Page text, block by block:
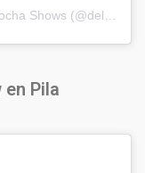
en Pila